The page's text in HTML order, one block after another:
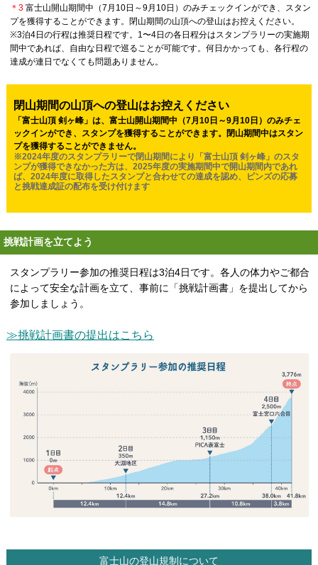
＊3富士山開山期間中（7月10日～9月10日）のみチェックインができ、スタン
プを獲得することができます。閉山期間の山頂への登山はお控えください。
※3泊4日の行程は推奨日程です。1〜4日の各日程分はスタンプラリーの実施期
間中であれば、自由な日程で巡ることが可能です。何日かかっても、各行程の
達成が連日でなくても問題ありません。
閉山期間の山頂への登山はお控えください
「富士山頂 剣ヶ峰」は、富士山開山期間中（7月10日～9月10日）のみチェ
ックインができ、スタンプを獲得することができます。閉山期間中はスタン
プを獲得することができません。
※2024年度のスタンプラリーで閉山期間により「富士山頂 剣ヶ峰」のスタ
ンプが獲得できなかった方は、2025年度の実施期間中で開山期間内であれ
ば、2024年度に取得したスタンプと合わせての達成を認め、ピンズの応募
と挑戦達成証の配布を受け付けます
挑戦計画を立てよう
スタンプラリー参加の推奨日程は3泊4日です。各人の体力やご都合
によって安全な計画を立て、事前に「挑戦計画書」を提出してから
参加しましょう。
≫挑戦計画書の提出はこちら
富士山の登山規制について